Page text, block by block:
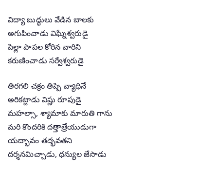
విద్యా బుద్ధులు వేడిన బాలకు
అగుపించాడు విఘ్నేశ్వరుడై
పిల్లా పాపల కోరిన వారిని
కరుణించాడు సర్వేశ్వరుడై
తిరగలి చక్రం తిప్పి వ్యాధినే
అరికట్టాడు విష్ణు రూపుడై
మహల్సా, శ్యామాకు మారుతి గాను
మరి కొందరికి దత్తాత్రేయుడుగా
యద్భావం తద్భవతని
దర్శనమిచ్చాడు, ధన్యుల జేసాడు